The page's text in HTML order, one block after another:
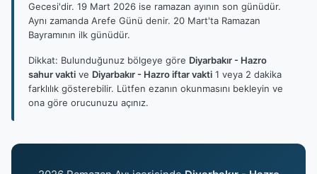
Gecesi'dir. 19 Mart 2026 ise ramazan ayının son günüdür.
Aynı zamanda Arefe Günü denir. 20 Mart'ta Ramazan
Bayramının ilk günüdür.
Dikkat: Bulunduğunuz bölgeye göre Diyarbakır - Hazro
sahur vakti ve Diyarbakır - Hazro iftar vakti 1 veya 2 dakika
farklılık gösterebilir. Lütfen ezanın okunmasını bekleyin ve
ona göre orucunuzu açınız.